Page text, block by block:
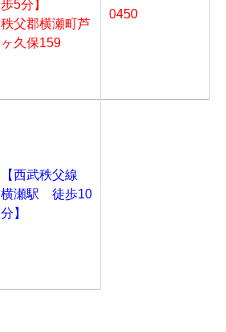
歩5分】
秩父郡横瀬町芦
ヶ久保159
0450
【西武秩父線
横瀬駅 徒歩10
分】